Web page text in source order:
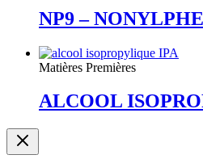
NP9 –
Matières Premières
ALCOOL